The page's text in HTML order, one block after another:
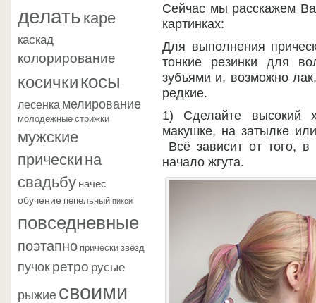
делатькаре
каскад
колорирование
косичкикосы
лесенкамелирование
молодежные стрижки
мужские
прическина
свадьбуначес
обучение пепельный пикси
повседневные
поэтапно прически звёзд
пучокретро русые
рыжиесвоими
Сейчас мы расскажем
картинках:
Для выполнения
тонкие резинки для
зубъями и, возможно
редкие.
1) Сделайте высокий
макушке, на затылке
Всё зависит от того,
начало жгута.